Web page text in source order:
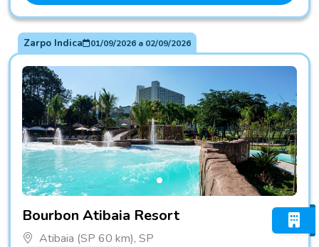
Zarpo Indica 01/09/2026a 02/09/2026
Bourbon Atibaia Resort
Atibaia (SP 60 km), SP